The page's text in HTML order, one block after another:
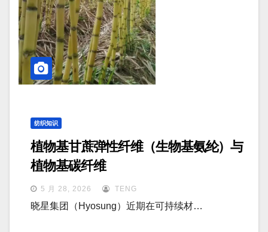
纺织知识
植物基甘蔗弹性纤维（生物基氨纶）与
植物基碳纤维
5 月 28, 2026 TENG
晓星集团（Hyosung）近期在可持续材…